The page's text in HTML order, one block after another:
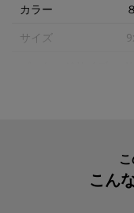
※名入れご選択の際
カラー
サイズ
こん